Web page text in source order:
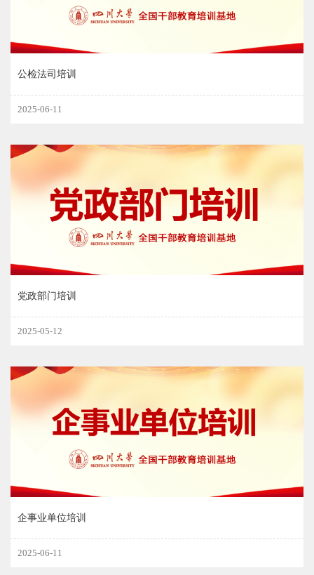
公检法司培训
2025-06-11
党政部门培训
2025-05-12
企事业单位培训
2025-06-11